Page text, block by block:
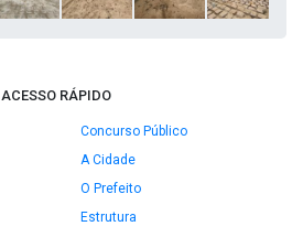
ACESSO RÁPIDO
Concurso Público
A Cidade
O Prefeito
Estrutura